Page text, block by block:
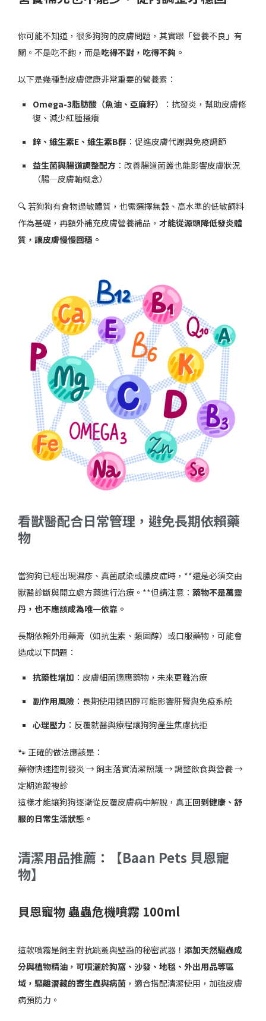
你可能不知道，很多狗狗的皮膚問題，其實跟「營養不良」有
關。不是吃不飽，而是吃得不對，吃得不夠。
以下是幾種對皮膚健康非常重要的營養素：
Omega-3脂肪酸（魚油、亞麻籽）
：抗發炎，幫助皮膚修
復、減少紅腫搔癢
鋅、維生素E、維生素B群 ：促進皮膚代謝與免疫調節
益生菌與腸道調整配方 ：改善腸道菌叢也能影響皮膚狀況
（腸—皮膚軸概念）
🔍 若狗狗有食物過敏體質，也需選擇無穀、高水準的低敏飼料
作為基礎，再額外補充皮膚營養補品， 才能從源頭降低發炎體
質，讓皮膚慢慢回穩。
看獸醫配合日常管理，避免長期依賴藥
物
當狗狗已經出現濕疹、真菌感染或膿皮症時，**還是必須交由
獸醫診斷與開立處方藥進行治療。**但請注意： 藥物不是萬靈
丹，也不應該成為唯一依靠。
長期依賴外用藥膏（如抗生素、類固醇）或口服藥物，可能會
造成以下問題：
抗藥性增加 ：皮膚細菌適應藥物，未來更難治療
副作用風險 ：長期使用類固醇可能影響肝腎與免疫系統
心理壓力 ：反覆就醫與療程讓狗狗產生焦慮抗拒
🐾 正確的做法應該是：
藥物快速控制發炎 → 飼主落實清潔照護 → 調整飲食與營養 →
定期追蹤複診
這樣才能讓狗狗逐漸從反覆皮膚病中解脫，真正回到健康、舒
服的日常生活狀態。
清潔用品推薦：【Baan Pets 貝恩寵
物】
貝恩寵物 蟲蟲危機噴霧 100ml
這款噴霧是飼主對抗跳蚤與壁蝨的秘密武器！ 添加天然驅蟲成
分與植物精油，可噴灑於狗窩、沙發、地毯、外出用品等區
域，驅離潛藏的寄生蟲與病菌 ，適合搭配清潔使用，加強皮膚
病預防力。